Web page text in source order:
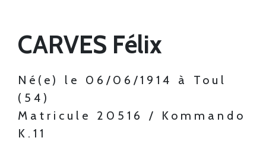
CARVES Félix
Né(e) le 06/06/1914 à Toul
(54)
Matricule 20516 / Kommando
K.11